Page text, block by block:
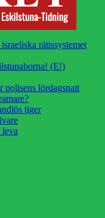
rättssystemet
(E!)
polisens lördagsnatt
tiger
leva